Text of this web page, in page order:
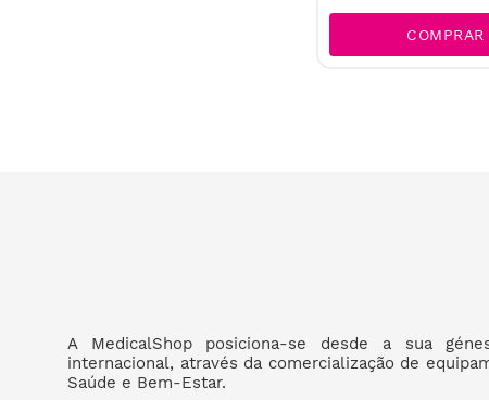
COMPRAR
A MedicalShop posiciona-se desde a sua
internacional, através da comercialização de
Saúde e Bem-Estar.